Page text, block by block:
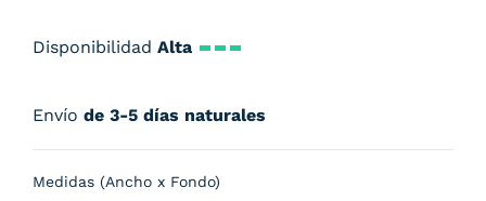
Disponibilidad Alta
Envío de 3-5 días naturales
Medidas (Ancho x Fondo)